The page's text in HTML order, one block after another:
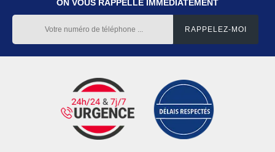
ON VOUS RAPPELLE IMMEDIATEMENT